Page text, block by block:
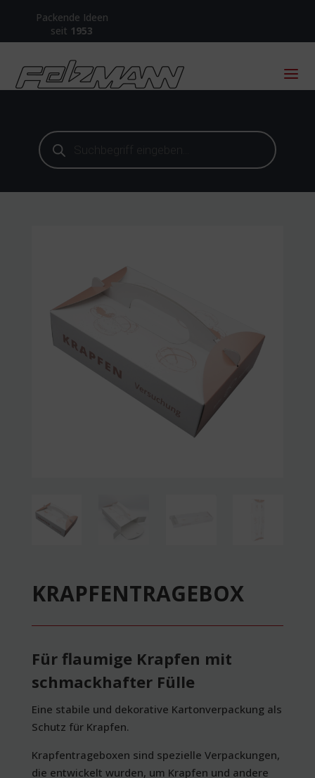
Packende Ideen
seit 1953
Products
search
KRAPFENTRAGEBOX
Für flaumige Krapfen mit
schmackhafter Fülle
Eine stabile und dekorative Kartonverpackung als
Schutz für Krapfen.
Krapfentrageboxen sind spezielle Verpackungen,
die entwickelt wurden, um Krapfen und andere